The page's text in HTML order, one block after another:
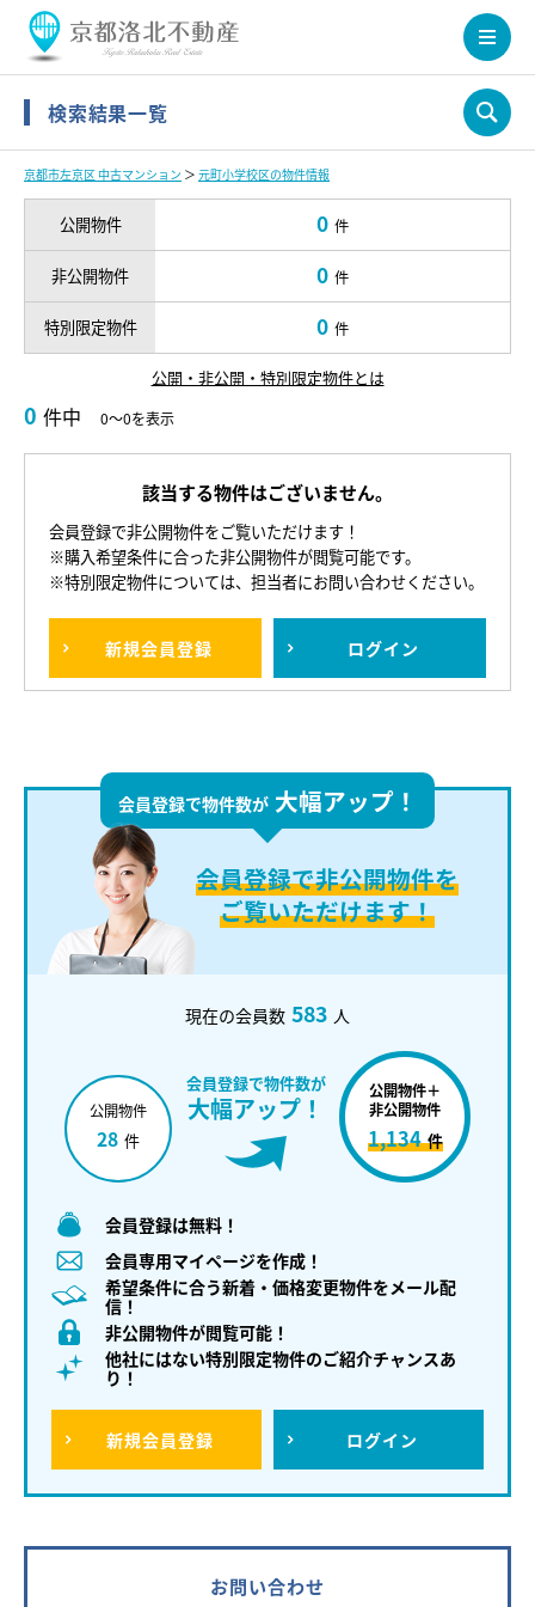
検索結果一覧
京都市左京区 中古マンション ＞ 元町小学校区の物件情報
公開物件 0 件
非公開物件 0 件
特別限定物件 0 件
公開・非公開・特別限定物件とは
0 件中 0～0を表示
該当する物件はございません。
会員登録で非公開物件をご覧いただけます！
※購入希望条件に合った非公開物件が閲覧可能です。
※特別限定物件については、担当者にお問い合わせください。
新規会員登録 ログイン
会員登録で物件数が 大幅アップ！
会員登録で非公開物件を
ご覧いただけます！
現在の会員数 583 人
会員登録で物件数が
大幅アップ！
公開物件
28 件
公開物件＋
非公開物件
1,134 件
会員登録は無料！
会員専用マイページを作成！
希望条件に合う新着・価格変更物件をメール配
信！
非公開物件が閲覧可能！
他社にはない特別限定物件のご紹介チャンスあ
り！
新規会員登録 ログイン
お問い合わせ